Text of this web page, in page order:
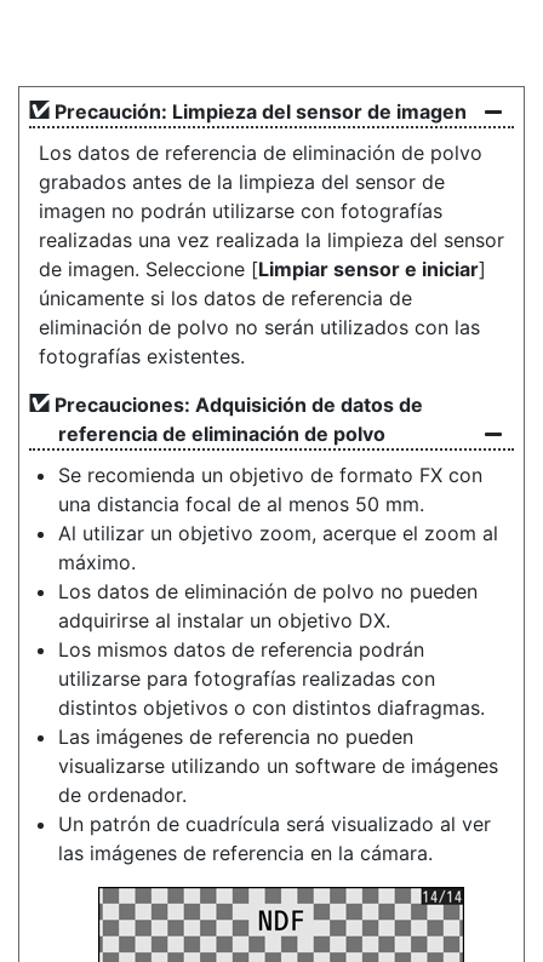
Precaución: Limpieza del sensor de imagen
Los datos de referencia de eliminación de polvo
grabados antes de la limpieza del sensor de
imagen no podrán utilizarse con fotografías
realizadas una vez realizada la limpieza del sensor
de imagen. Seleccione [Limpiar sensor e iniciar]
únicamente si los datos de referencia de
eliminación de polvo no serán utilizados con las
fotografías existentes.
Precauciones: Adquisición de datos de
referencia de eliminación de polvo
Se recomienda un objetivo de formato FX con
una distancia focal de al menos 50 mm.
Al utilizar un objetivo zoom, acerque el zoom al
máximo.
Los datos de eliminación de polvo no pueden
adquirirse al instalar un objetivo DX.
Los mismos datos de referencia podrán
utilizarse para fotografías realizadas con
distintos objetivos o con distintos diafragmas.
Las imágenes de referencia no pueden
visualizarse utilizando un software de imágenes
de ordenador.
Un patrón de cuadrícula será visualizado al ver
las imágenes de referencia en la cámara.